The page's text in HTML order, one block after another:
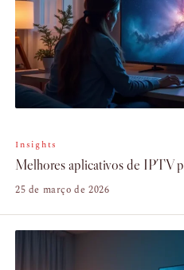
Insights
Melhores aplicativos de IPTV
25 de março de 2026